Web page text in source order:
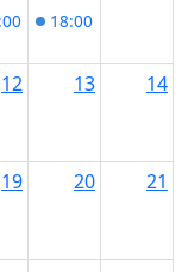
Start Date
18:00
12 13 14
19 20 21